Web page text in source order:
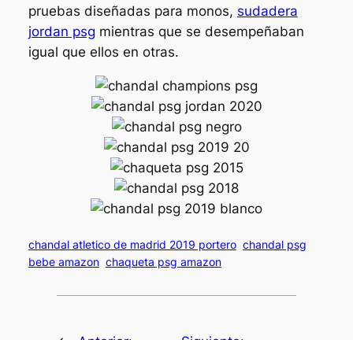
pruebas diseñadas para monos, sudadera
jordan psg mientras que se desempeñaban
igual que ellos en otras.
chandal atletico de madrid 2019 portero chandal psg
bebe amazon chaqueta psg amazon